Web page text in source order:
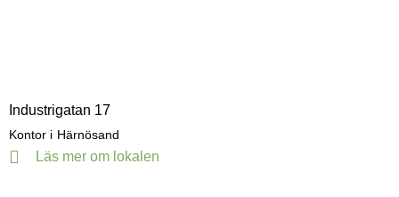
Industrigatan 17
Kontor i Härnösand
Läs mer om lokalen